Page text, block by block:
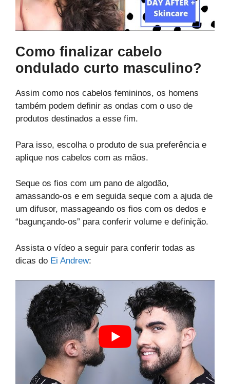
Como finalizar cabelo
ondulado curto masculino?
Assim como nos cabelos femininos, os homens
também podem definir as ondas com o uso de
produtos destinados a esse fim.
Para isso, escolha o produto de sua preferência e
aplique nos cabelos com as mãos.
Seque os fios com um pano de algodão,
amassando-os e em seguida seque com a ajuda de
um difusor, massageando os fios com os dedos e
“bagunçando-os” para conferir volume e definição.
Assista o vídeo a seguir para conferir todas as
dicas do Ei Andrew: